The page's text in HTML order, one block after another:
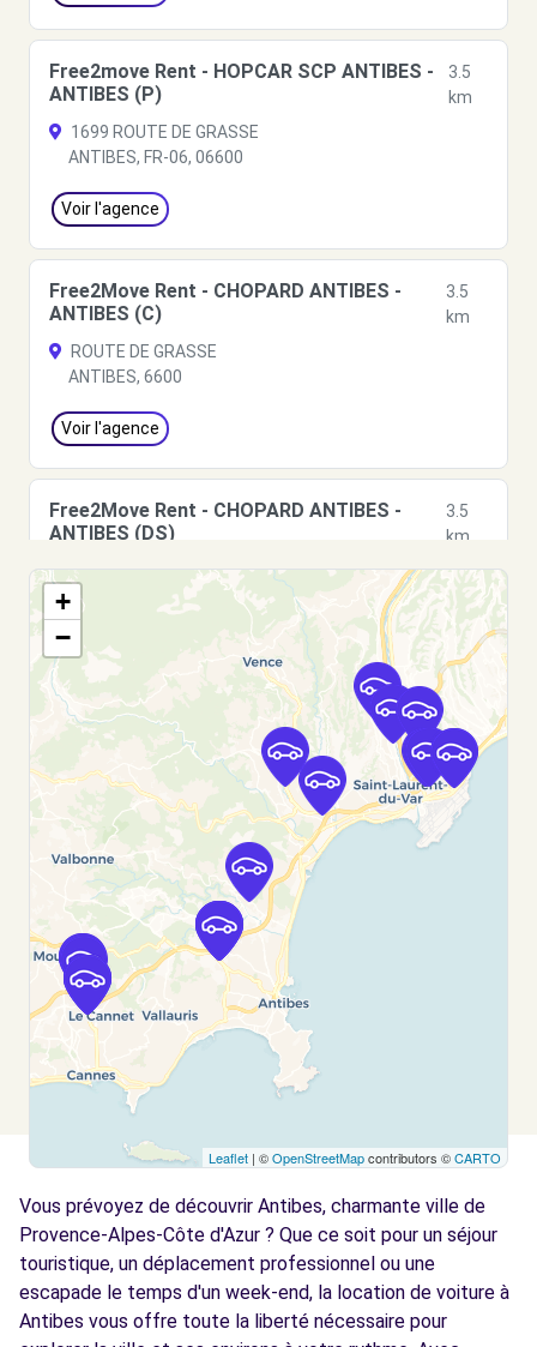
Free2move Rent - HOPCAR SCP ANTIBES -
ANTIBES (P)
3.5
km
1699 ROUTE DE GRASSE
ANTIBES, FR-06, 06600
Voir l'agence
Free2Move Rent - CHOPARD ANTIBES -
ANTIBES (C)
3.5
km
ROUTE DE GRASSE
ANTIBES, 6600
Voir l'agence
Free2Move Rent - CHOPARD ANTIBES -
ANTIBES (DS)
3.5
km
ROUTE DE GRASSE
ANTIBES, 06600
Free2Move Rent - GARAGE DES ROSIERS -
5.0
km
ZI DU PRE CATELAN
BIOT, 06410
Voir l'agence
Free2move Rent - S&You - LE CANNET (F)
AVENUE DU CAMPON
LE CANNET, 06110
Voir l'agence
Free2move Rent - S&You - LE CANNET (J)
8.8 km
LE CANNET, 06110
Voir l'agence
+
−
Leaflet | ©OpenStreetMapcontributors ©CARTO
Vous prévoyez de découvrir Antibes, charmante ville de
Provence-Alpes-Côte d'Azur ? Que ce soit pour un séjour
touristique, un déplacement professionnel ou une
escapade le temps d'un week-end, la location de voiture à
Antibes vous offre toute la liberté nécessaire pour